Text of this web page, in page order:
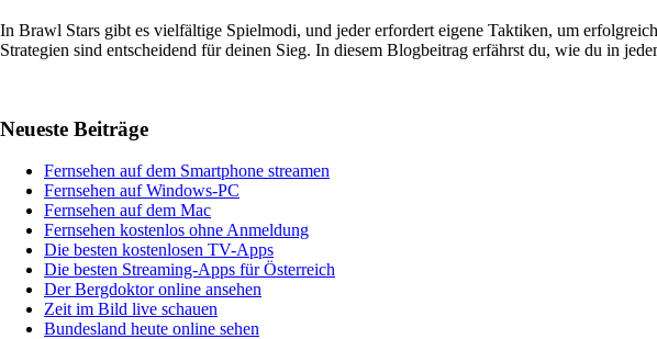
In Brawl Stars gibt es vielfältige Spielmodi, und jeder erfordert eigene Taktiken, um
Strategien sind entscheidend für deinen Sieg. In diesem Blogbeitrag erfährst du, wie du in
Sidebar
Neueste Beiträge
Fernsehen auf dem Smartphone streamen
Fernsehen auf Windows-PC
Fernsehen auf dem Mac
Fernsehen kostenlos ohne Anmeldung
Die besten kostenlosen TV-Apps
Die besten Streaming-Apps für Österreich
Der Bergdoktor online ansehen
Zeit im Bild live schauen
Bundesland heute online sehen